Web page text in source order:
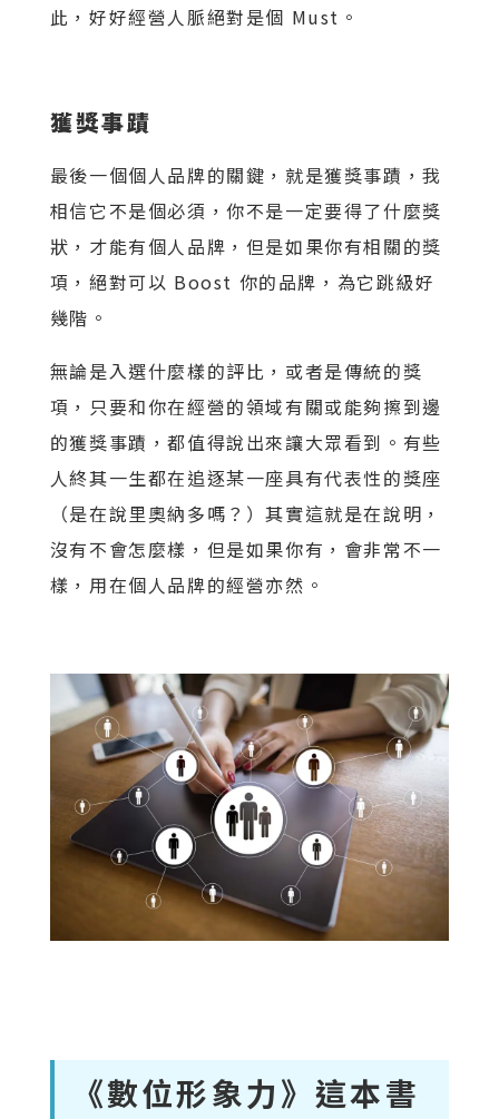
此，好好經營人脈絕對是個 Must。
獲獎事蹟
最後一個個人品牌的關鍵，就是獲獎事蹟，我
相信它不是個必須，你不是一定要得了什麼獎
狀，才能有個人品牌，但是如果你有相關的獎
項，絕對可以 Boost 你的品牌，為它跳級好
幾階。
無論是入選什麼樣的評比，或者是傳統的獎
項，只要和你在經營的領域有關或能夠擦到邊
的獲獎事蹟，都值得說出來讓大眾看到。有些
人終其一生都在追逐某一座具有代表性的獎座
（是在說里奧納多嗎？）其實這就是在說明，
沒有不會怎麼樣，但是如果你有，會非常不一
樣，用在個人品牌的經營亦然。
《數位形象力》這本書